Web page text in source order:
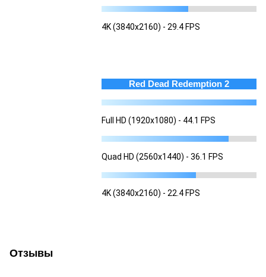
4K (3840x2160) - 29.4 FPS
Red Dead Redemption 2
Full HD (1920x1080) - 44.1 FPS
Quad HD (2560x1440) - 36.1 FPS
4K (3840x2160) - 22.4 FPS
Отзывы